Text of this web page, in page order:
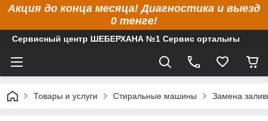
Акция до конца месяца! Диагностика и выезд
0 тенге!
Сервисный центр ШЕБЕРХАНА №1 Сервис орталығы
Товары и услуги Стиральные машины Замена